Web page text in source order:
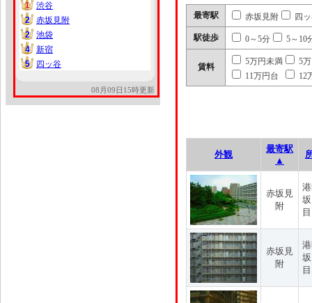
1
1
渋谷
2
2
赤坂見附
2
2
池袋
4
4
新宿
5
5 四ッ谷
08月09日15時更新
最寄駅 赤坂見附 四
駅徒歩 0～5分 5～10
賃料
5万円未満
5
11万円台
12
外観
最寄駅
▲
赤坂見
附
目
赤坂見
附
目